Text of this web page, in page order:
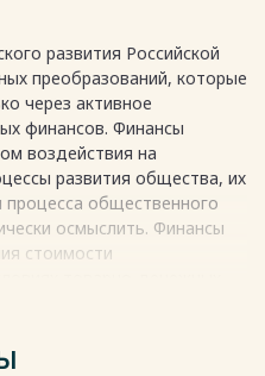
БЮДЖЕТНОЙ ПОЛИТИКИ
бюджетной
31
и мероприятия,
направления
бюджетной политики 32
38
покупки
развития Российской
преобразований, которые
через активное
финансов. Финансы
воздействия на
развития общества, их
процесса общественного
осмыслить. Финансы
стоимости
играют важную роль
неотъемлемой частью